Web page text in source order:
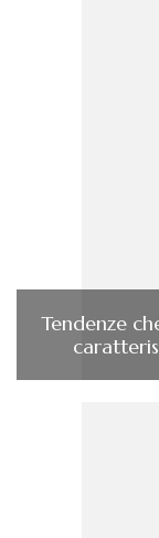
Tendenze